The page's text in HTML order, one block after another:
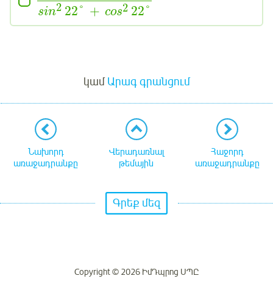
sin2 22° + cos2 22°
կամԱրագ գրանցում
Նախորդ
առաջադրանքը
Վերադառնալ
թեմային
Հաջորդ
առաջադրանքը
Գրեք մեզ
Copyright © 2026 ԻմԴպրոց ՍՊԸ